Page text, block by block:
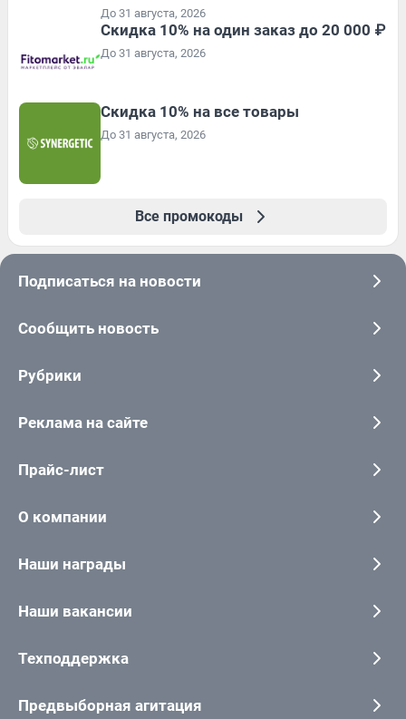
До 31 августа, 2026
Скидка 10% на один заказ до 20 000 ₽
До 31 августа, 2026
Скидка 10% на все товары
До 31 августа, 2026
Все промокоды
Подписаться на новости
Сообщить новость
Рубрики
Реклама на сайте
Прайс-лист
О компании
Наши награды
Наши вакансии
Техподдержка
Предвыборная агитация